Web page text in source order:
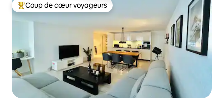
Coups de cœur voyageurs les plus appréciés
Coup de cœur voyageurs